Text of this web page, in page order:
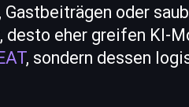
Gastbeiträgen oder
eher greifen KI-
, sondern dessen